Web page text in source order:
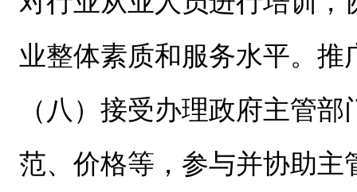
业整体素质和服务水平。
（八）接受办理政府主管
范、价格等，参与并协助